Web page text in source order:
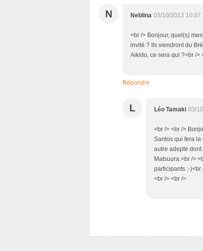
N Neblina 03/10/2012 10:07
<br /> Bonjour, quel(s)
invité ? Ils viendront du
Aikido, ce sera qui ?<br />
Répondre
L Léo Tamaki 03/
<br /> <br />
Santos qui fera la
autre adepte
Matsuura.<br />
participants ;-)<br
<br /> <br />